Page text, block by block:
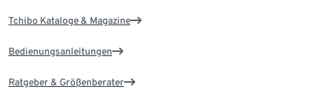
Tchibo Kataloge & Magazine
Bedienungsanleitungen
Ratgeber & Größenberater